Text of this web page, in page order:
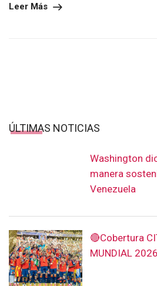
Leer Más
ÚLTIMAS NOTICIAS
Washington
manera
Venezuela
🔴Cobertura
MUNDIAL 2026